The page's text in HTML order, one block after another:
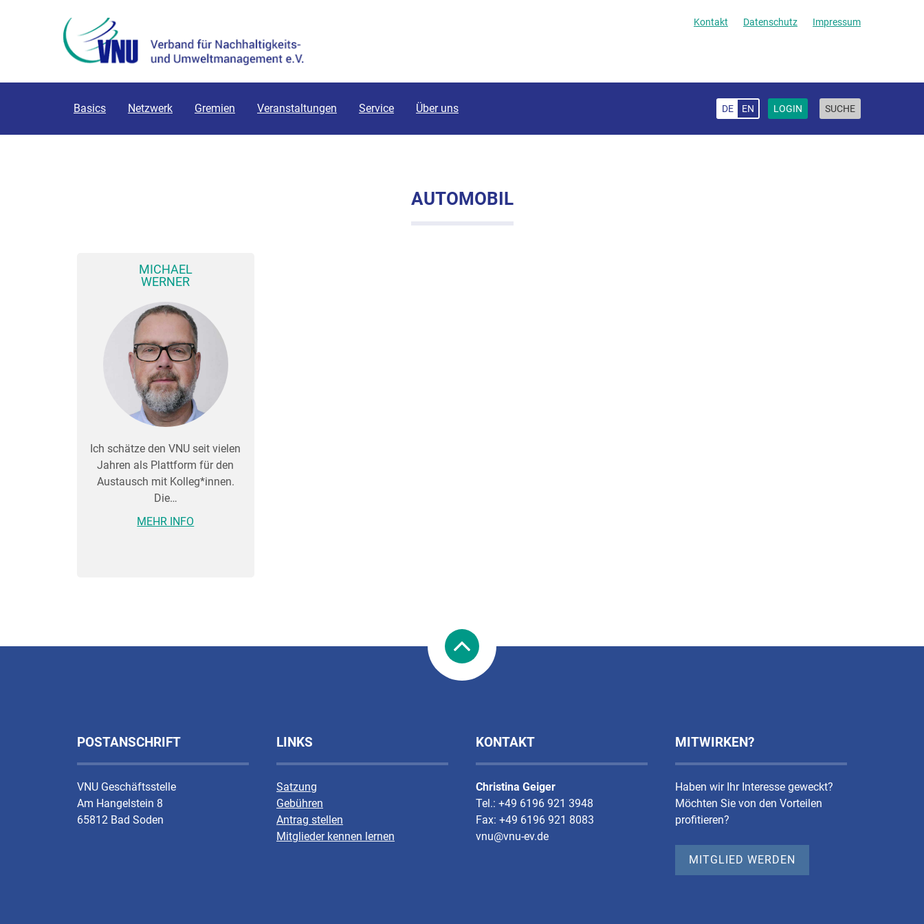
Kontakt Datenschutz Impressum
Basics Netzwerk Gremien Veranstaltungen Service Über uns DE EN LOGIN SUCHE
AUTOMOBIL
MICHAEL
WERNER
Ich schätze den VNU seit vielen
Jahren als Plattform für den
Austausch mit Kolleg*innen.
Die…
MEHR INFO
POSTANSCHRIFT
VNU Geschäftsstelle
Am Hangelstein 8
65812 Bad Soden
LINKS
Satzung
Gebühren
Antrag stellen
Mitglieder kennen lernen
KONTAKT
Christina Geiger
Tel.: +49 6196 921 3948
Fax: +49 6196 921 8083
vnu@vnu-ev.de
MITWIRKEN?
Haben wir Ihr Interesse geweckt?
Möchten Sie von den Vorteilen
profitieren?
MITGLIED WERDEN